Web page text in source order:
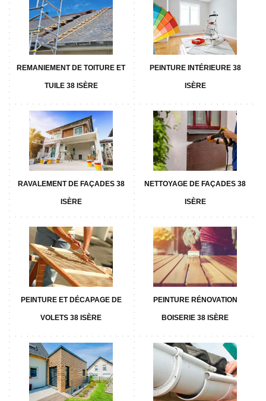
REMANIEMENT DE TOITURE ET
TUILE 38 ISÈRE
PEINTURE INTÉRIEURE 38
ISÈRE
RAVALEMENT DE FAÇADES 38
ISÈRE
NETTOYAGE DE FAÇADES 38
ISÈRE
PEINTURE ET DÉCAPAGE DE
VOLETS 38 ISÈRE
PEINTURE RÉNOVATION
BOISERIE 38 ISÈRE